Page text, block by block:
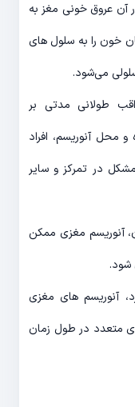
آن عروق خونی مغز به
خون را به سلول های
می‌شود.
طولانی مدتی بر
و محل آنوریسم، افراد
در تمرکز و سایر
آنوریسم مغزی ممکن
شود.
آنوریسم های مغزی
متعدد در طول زمان